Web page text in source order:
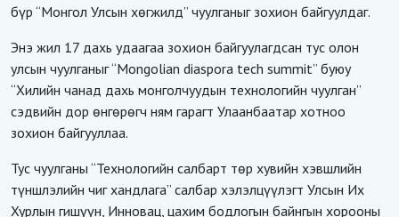
бүр “Монгол Улсын хөгжилд” чуулганыг зохион байгуулдаг.
Энэ жил 17 дахь удаагаа зохион байгуулагдсан тус олон
улсын чуулганыг “Mongolian diaspora tech summit” буюу
“Хилийн чанад дахь монголчуудын технологийн чуулган”
сэдвийн дор өнгөрөгч ням гарагт Улаанбаатар хотноо
зохион байгууллаа.
Тус чуулганы “Технологийн салбарт төр хувийн хэвшлийн
түншлэлийн чиг хандлага” салбар хэлэлцүүлэгт Улсын Их
Хурлын гишүүн, Инновац, цахим бодлогын байнгын хорооны